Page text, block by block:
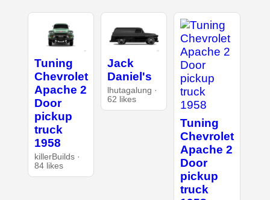
Tuning
Chevrolet
Apache 2
Door
pickup
truck
1958
killerBuilds ·
84 likes
Jack
Daniel's
lhutagalung ·
62 likes
Tuning
Chevrolet
Apache 2
Door
pickup
truck